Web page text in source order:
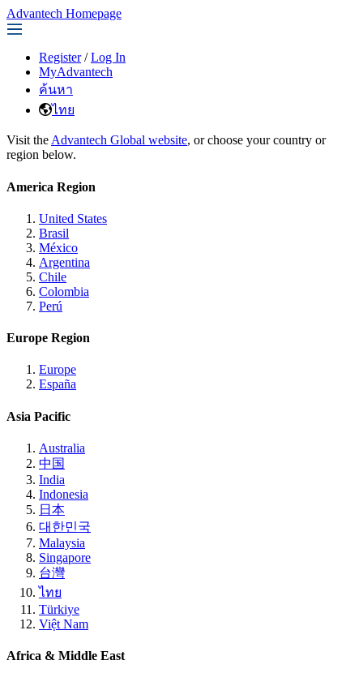
Advantech Homepage
Register / Log In
MyAdvantech
ค้นหา
ไทย
Visit the Advantech Global website, or choose your country or
region below.
America Region
United States
Brasil
México
Argentina
Chile
Colombia
Perú
Europe Region
Europe
España
Asia Pacific
Australia
中国
India
Indonesia
日本
대한민국
Malaysia
Singapore
台灣
ไทย
Türkiye
Việt Nam
Africa & Middle East